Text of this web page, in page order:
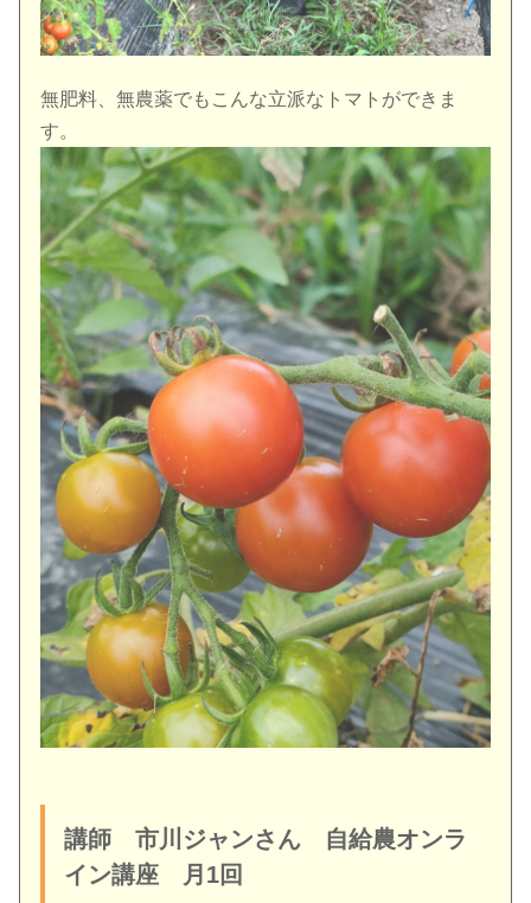
無肥料、無農薬でもこんな立派なトマトができま
す。
講師 市川ジャンさん 自給農オンラ
イン講座 月1回